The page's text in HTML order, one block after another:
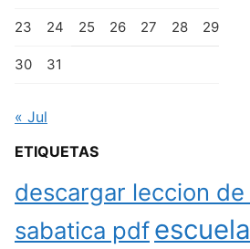
23 24 25 26 27 28 29
30 31
« Jul
ETIQUETAS
descargar leccion de
sabatica pdf